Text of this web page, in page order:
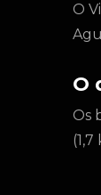
O
O
Os